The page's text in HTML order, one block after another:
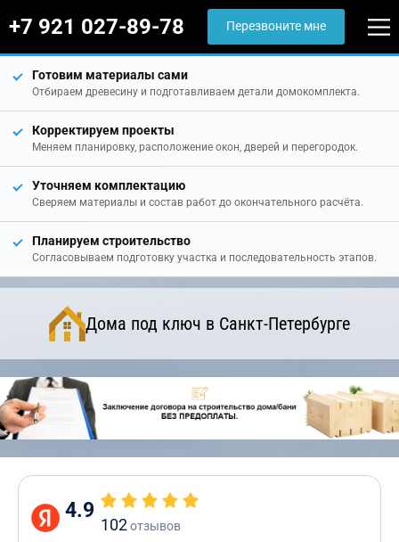
+7 921 027-89-78 Перезвоните мне
Готовим материалы сами
Отбираем древесину и подготавливаем детали домокомплекта.
Корректируем проекты
Меняем планировку, расположение окон, дверей и перегородок.
Уточняем комплектацию
Сверяем материалы и состав работ до окончательного расчёта.
Планируем строительство
Согласовываем подготовку участка и последовательность этапов.
Дома под ключ в Санкт-Петербурге
4.9
102отзывов